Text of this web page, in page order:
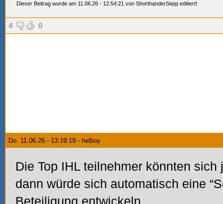
Dieser Beitrag wurde am 11.06.26 - 12:54:21 von ShorthanderSepp editiert!
4 0
Do. 11.06.26 - 13:19:19 - helboy
Die Top IHL teilnehmer könnten
dann würde sich automatisch eine
Beteiligung entwickeln.